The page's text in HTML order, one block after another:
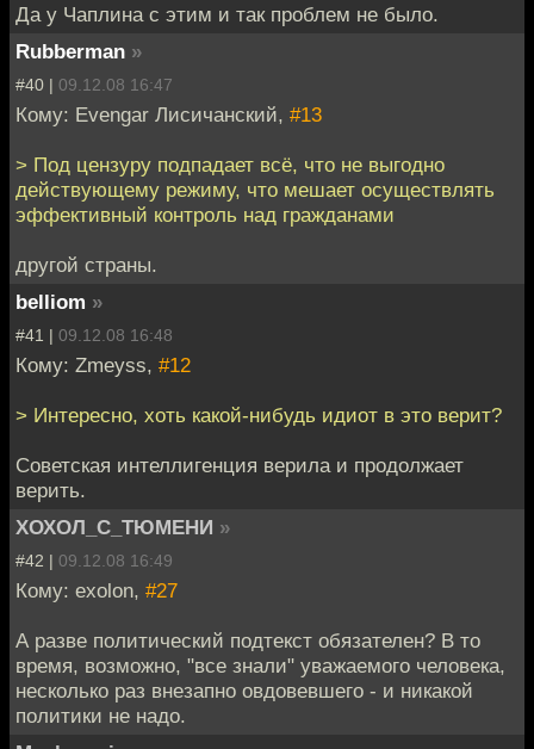
Да у Чаплина с этим и так проблем не было.
Rubberman »
#40 | 09.12.08 16:47
Кому: Evengar Лисичанский, #13
> Под цензуру подпадает всё, что не выгодно
действующему режиму, что мешает осуществлять
эффективный контроль над гражданами
другой страны.
belliom »
#41 | 09.12.08 16:48
Кому: Zmeyss, #12
> Интересно, хоть какой-нибудь идиот в это верит?
Советская интеллигенция верила и продолжает
верить.
ХОХОЛ_С_ТЮМЕНИ »
#42 | 09.12.08 16:49
Кому: exolon, #27
А разве политический подтекст обязателен? В то
время, возможно, "все знали" уважаемого человека,
несколько раз внезапно овдовевшего - и никакой
политики не надо.